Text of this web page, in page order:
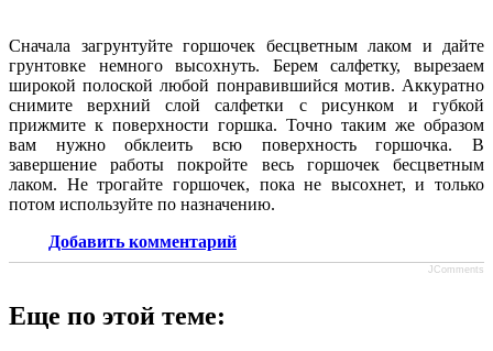
Сначала загрунтуйте горшочек бесцветным лаком и дайте
грунтовке немного высохнуть. Берем салфетку, вырезаем
широкой полоской любой понравившийся мотив. Аккуратно
снимите верхний слой салфетки с рисунком и губкой
прижмите к поверхности горшка. Точно таким же образом
вам нужно обклеить всю поверхность горшочка. В
завершение работы покройте весь горшочек бесцветным
лаком. Не трогайте горшочек, пока не высохнет, и только
потом используйте по назначению.
Добавить комментарий
JComments
Еще по этой теме: